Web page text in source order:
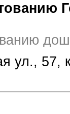
ул., 57,